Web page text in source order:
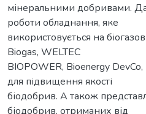
мінеральними добривами.
роботи обладнання, яке
використовується на
Biogas, WELTEC
BIOPOWER, Bioenergy DevCo,
для підвищення якості
біодобрив. А також
біодобрив, отриманих від